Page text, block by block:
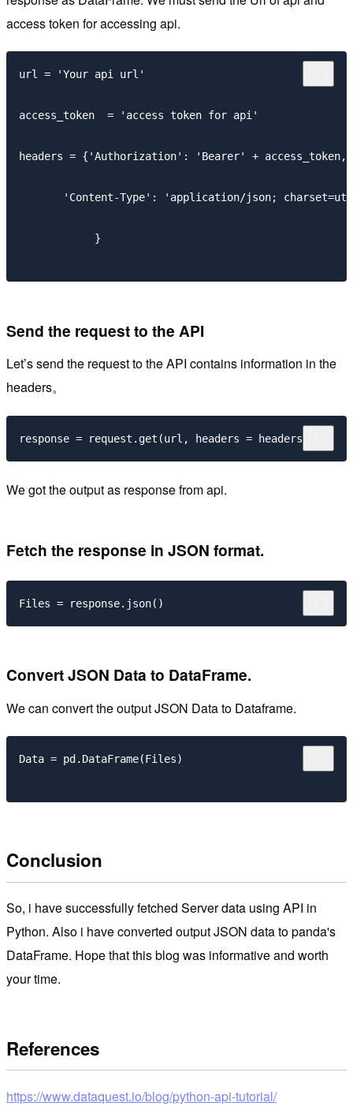
access token for accessing api.
url = 'Your api url'
access_token  = 'access token for api'
headers = {'Authorization': 'Bearer' + access_token,
'Content-Type': 'application/json;
            }
Send the request to the API
Let’s send the request to the API contains information in the
headers。
We got the output as response from api.
Fetch the response in JSON format.
Convert JSON Data to DataFrame.
We can convert the output JSON Data to Dataframe.
Data = pd.DataFrame(Files)
Conclusion
So, i have successfully fetched Server data using API in
Python. Also i have converted output JSON data to panda's
DataFrame. Hope that this blog was informative and worth
your time.
References
https://www.dataquest.io/blog/python-api-tutorial/